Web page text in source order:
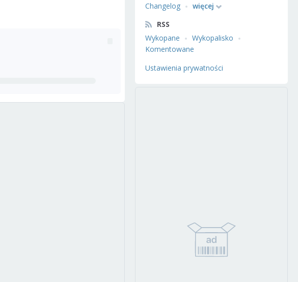
Changelog
więcej
RSS
Wykopane
Wykopalisko
Komentowane
Ustawienia prywatności